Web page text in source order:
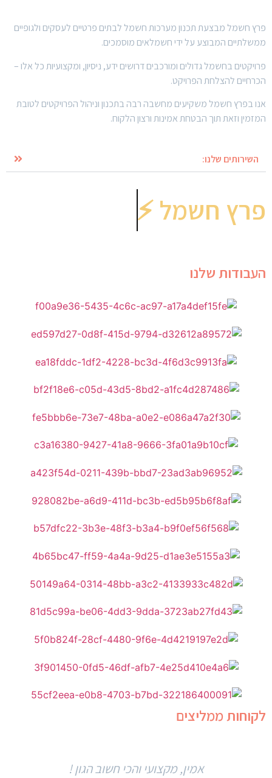
פרץ חשמל מבצעת תכנון מערכות חשמל לבתים פרטיים לעסקים ולגופיים
ממשלתיים המבוצע על ידי חשמלאים מוסמכים.
פרויקטים בחשמל גדולים ומורכבים דרושים ידע, ניסיון, ומקצועיות כל אלו –
הכרחיים להצלחת הפרויקט.
אנו בפרץ חשמל משקיעים מחשבה רבה בתכנון וניהול הפרויקטים לטובת
המזמין וזאת תוך הבטחת אמינות ורצון הלקוח.
השירותים שלנו:
פרץ חשמל ⚡️
העבודות שלנו
לקוחות ממליצים
אמין, מקצועי והכי חשוב הגון !